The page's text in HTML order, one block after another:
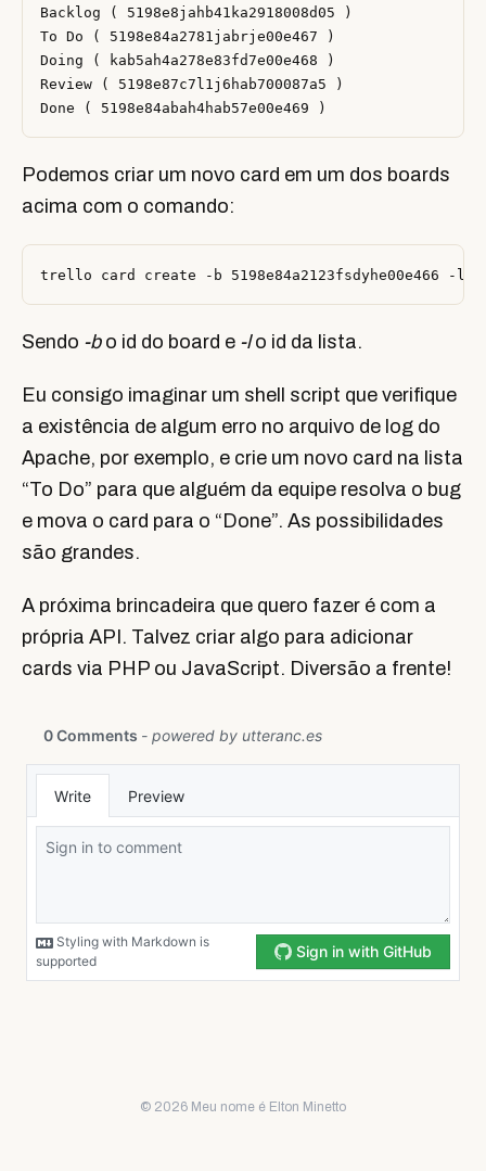
Backlog ( 5198e8jahb41ka2918008d05 )
To Do ( 5198e84a2781jabrje00e467 )
Doing ( kab5ah4a278e83fd7e00e468 )
Review ( 5198e87c7l1j6hab700087a5 )
Podemos criar um novo card em um dos boards
acima com o comando:
Sendo -bo id do board e -lo id da lista.
Eu consigo imaginar um shell script que verifique
a existência de algum erro no arquivo de log do
Apache, por exemplo, e crie um novo card na lista
“To Do” para que alguém da equipe resolva o bug
e mova o card para o “Done”. As possibilidades
são grandes.
A próxima brincadeira que quero fazer é com a
própria API. Talvez criar algo para adicionar
cards via PHP ou JavaScript. Diversão a frente!
© 2026 Meu nome é Elton Minetto